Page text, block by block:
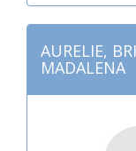
AURELIE,
MADALENA